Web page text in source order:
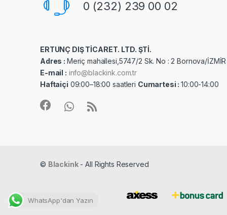
0 (232) 239 00 02
ERTUNÇ DIŞ TİCARET. LTD. ŞTİ.
Adres : Meriç mahallesi,5747/2 Sk. No : 2 Bornova/İZMİR
E-mail : info@blackink.com.tr
Haftaiçi 09:00–18:00 saatleri Cumartesi :10:00-14:00
© Blackink- All Rights Reserved
WhatsApp'dan Yazın